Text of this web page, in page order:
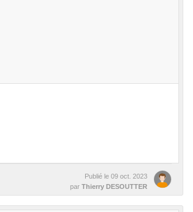
Publié le 09 oct. 2023
par Thierry DESOUTTER